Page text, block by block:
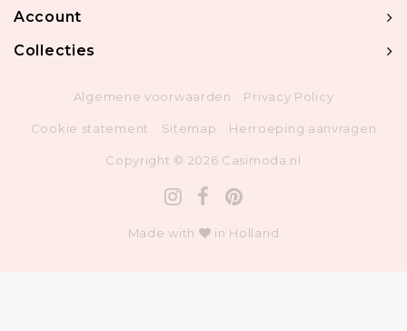
Account
Collecties
Algemene voorwaarden Privacy Policy
Cookie statement Sitemap Herroeping aanvragen
Copyright © 2026 Casimoda.nl
Made with in Holland